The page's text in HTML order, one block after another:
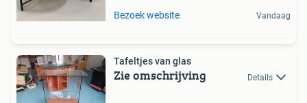
Bezoek website Vandaag
Tafeltjes van glas
Zie omschrijving Details